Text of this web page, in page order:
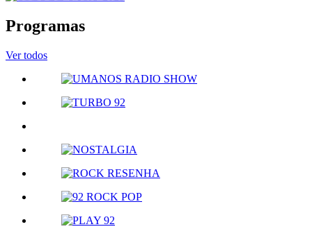
Programas
Ver todos